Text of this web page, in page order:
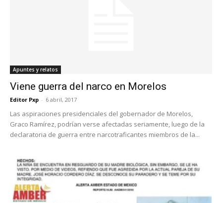
Apuntes y relatos
Viene guerra del narco en Morelos
Editor Pxp - 6 abril, 2017
Las aspiraciones presidenciales del gobernador de Morelos,
Graco Ramírez, podrían verse afectadas seriamente, luego de la
declaratoria de guerra entre narcotraficantes miembros de la...